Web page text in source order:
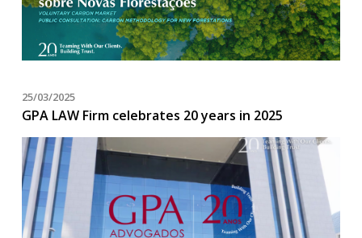
25/03/2025
GPA LAW Firm celebrates 20 years in 2025